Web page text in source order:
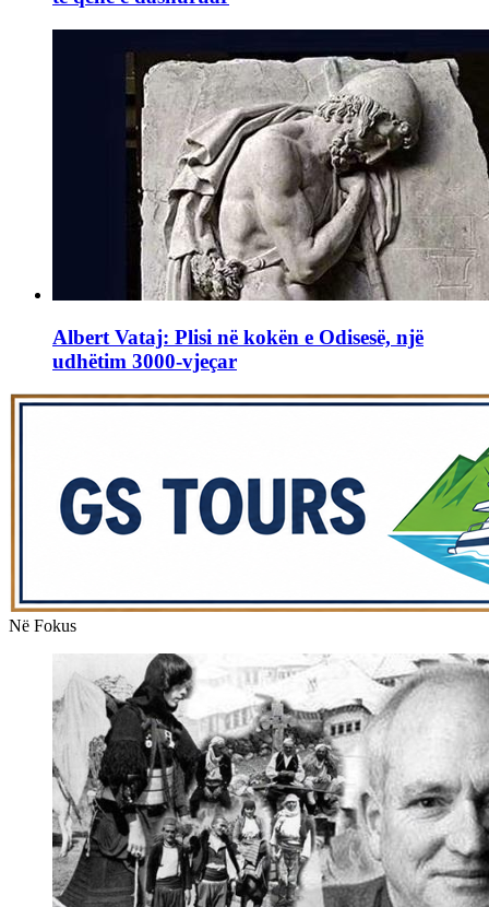
Albert Vataj: Plisi në kokën e Odisesë, një
udhëtim 3000-vjeçar
Në Fokus